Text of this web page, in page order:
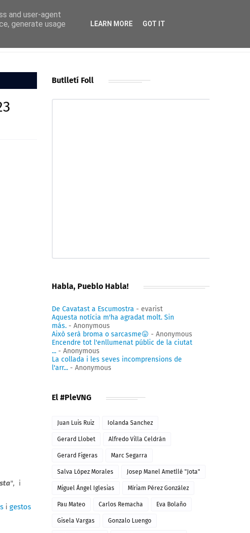
", i
i gestos
Butlletí Foll
Habla, Pueblo Habla!
De Cavatast a Escumostra - evarist
Aquesta notícia m'ha agradat molt. Sin
más. - Anonymous
Això serà broma o sarcasme😛 - Anonymous
Encendre tot l'enllumenat públic de la ciutat
... - Anonymous
La collada i les seves incomprensions de
l'arr... - Anonymous
El #PleVNG
Juan Luis Ruiz Iolanda Sanchez
Gerard Llobet Alfredo Villa Celdrán
Gerard Figeras Marc Segarra
Salva López Morales Josep Manel Ametllé "Jota"
Miguel Ángel Iglesias Míriam Pérez González
Pau Mateo Carlos Remacha Eva Bolaño
Gisela Vargas Gonzalo Luengo
and user-agent
generate usage
LEARN MORE GOT IT